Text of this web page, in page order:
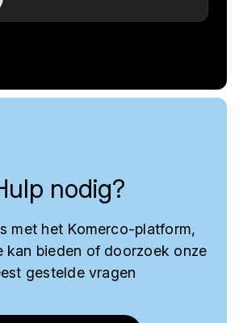
nodig?
met het Komerco-platform,
kan bieden of doorzoek onze
gestelde vragen